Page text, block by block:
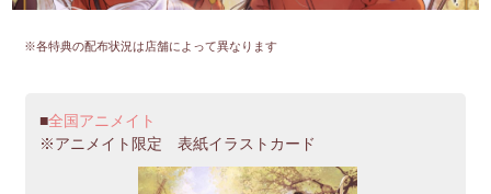
※各特典の配布状況は店舗によって異なります
全国アニメイト
※アニメイト限定 表紙イラストカード